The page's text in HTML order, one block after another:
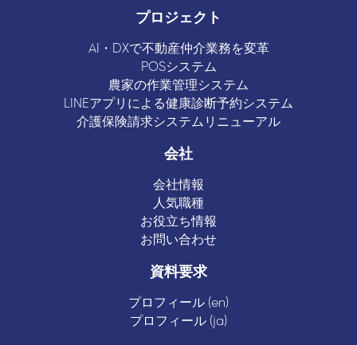
プロジェクト
AI・DXで不動産仲介業務を変革
POSシステム
農家の作業管理システム
LINEアプリによる健康診断予約システム
介護保険請求システムリニューアル
会社
会社情報
人気職種
お役立ち情報
お問い合わせ
資料要求
プロフィール (en)
プロフィール (ja)